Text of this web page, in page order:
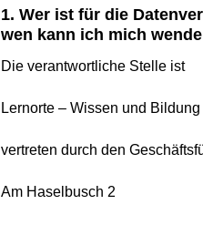
1. Wer ist für die
wen kann ich mich
Die verantwortliche Stelle ist
Lernorte – Wissen und
vertreten durch den
Am Haselbusch 2